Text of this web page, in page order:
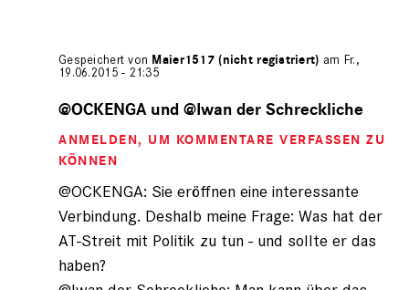
Gespeichert von Maier1517 (nicht registriert) am Fr.,
19.06.2015 - 21:35
auf
Iwan
der
(nicht
registriert)
@OCKENGA und @Iwan der Schreckliche
ANMELDEN, UM KOMMENTARE VERFASSEN ZU
KÖNNEN
@OCKENGA: Sie eröffnen eine interessante
Verbindung. Deshalb meine Frage: Was hat der
AT-Streit mit Politik zu tun - und sollte er das
haben?